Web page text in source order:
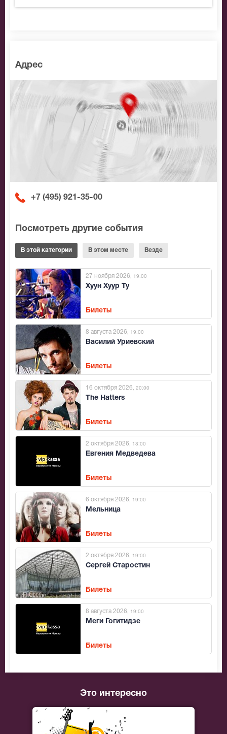
Адрес
+7 (495) 921-35-00
Посмотреть другие события
В этой категории В этом месте Везде
Хуун Хуур Ту
27 ноября 2026 , 19:00
Билеты
Василий Уриевский
8 августа 2026 , 19:00
Билеты
The Hatters
16 октября 2026 , 20:00
Билеты
Евгения Медведева
2 октября 2026 , 18:00
Билеты
Мельница
6 октября 2026 , 19:00
Билеты
Сергей Старостин
2 октября 2026 , 19:00
Билеты
Меги Гогитидзе
8 августа 2026 , 19:00
Билеты
Это интересно